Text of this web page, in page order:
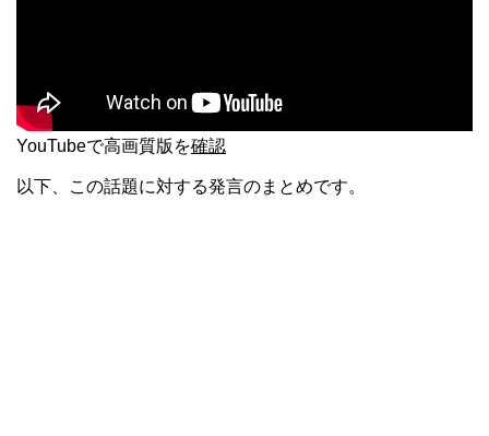
YouTubeで高画質版を確認
以下、この話題に対する発言のまとめです。